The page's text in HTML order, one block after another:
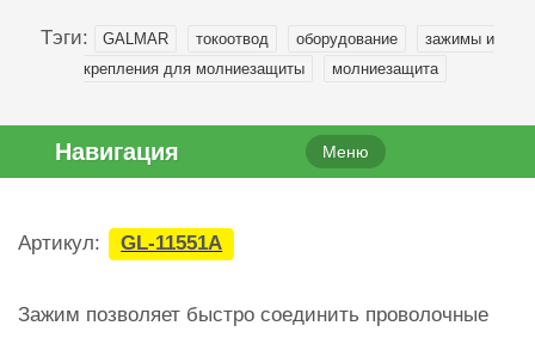
Тэги: GALMAR токоотвод оборудование
зажимы и
крепления для молниезащиты
молниезащита
Навигация Меню
Артикул: GL-11551A
Зажим позволяет быстро соединить проволочные